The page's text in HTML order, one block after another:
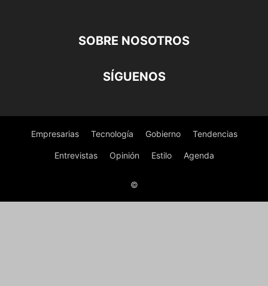
SOBRE NOSOTROS
SÍGUENOS
Empresarias Tecnología Gobierno Tendencias
Entrevistas Opinión Estilo Agenda
©